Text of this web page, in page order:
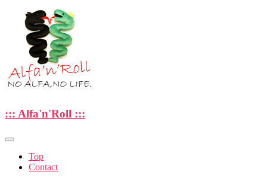
content
::: Alfa'n'Roll :::
::: Alfa'n'Roll :::
Top
Contact